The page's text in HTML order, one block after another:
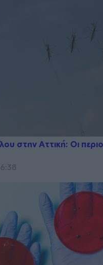
στην Αττική: Οι